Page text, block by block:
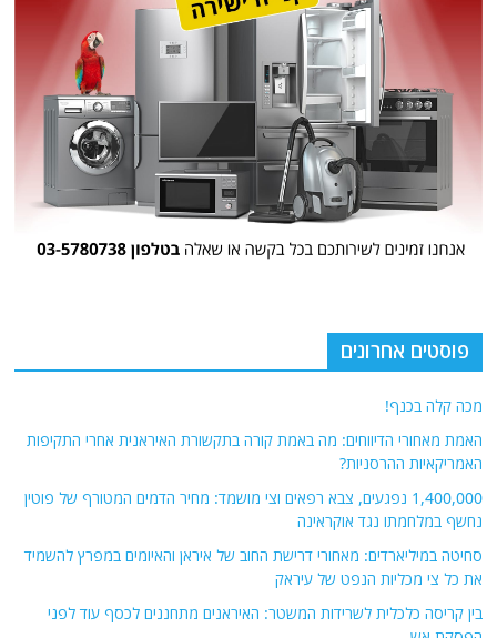
פוסטים אחרונים
מכה קלה בכנף!
האמת מאחורי הדיווחים: מה באמת קורה בתקשורת האיראנית אחרי התקיפות
האמריקאיות ההרסניות?
1,400,000 נפגעים, צבא רפאים וצי מושמד: מחיר הדמים המטורף של פוטין
נחשף במלחמתו נגד אוקראינה
סחיטה במיליארדים: מאחורי דרישת החוב של איראן והאיומים במפרץ להשמיד
את כל צי מכליות הנפט של עיראק
בין קריסה כלכלית לשרידות המשטר: האיראנים מתחננים לכסף עוד לפני